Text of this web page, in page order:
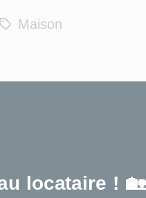
Maison
locataire ! 🏡